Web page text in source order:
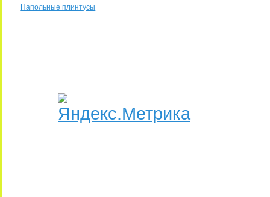
Напольные плинтусы